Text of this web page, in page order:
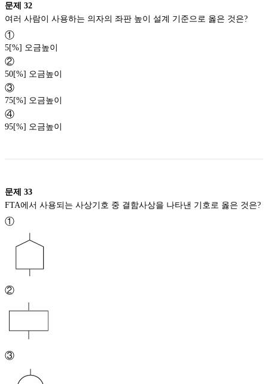
문제 32
여러 사람이 사용하는 의자의 좌판 높이 설계 기준으로 옳은 것은?
①
5[%] 오금높이
②
50[%] 오금높이
③
75[%] 오금높이
④
95[%] 오금높이
문제 33
FTA에서 사용되는 사상기호 중 결함사상을 나타낸 기호로 옳은 것은?
①
②
③